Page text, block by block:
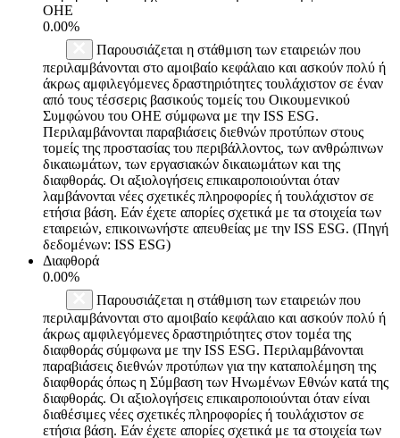
ΟΗΕ
0.00%
Παρουσιάζεται η στάθμιση των εταιρειών που
περιλαμβάνονται στο αμοιβαίο κεφάλαιο και ασκούν πολύ ή
άκρως αμφιλεγόμενες δραστηριότητες τουλάχιστον σε έναν
από τους τέσσερις βασικούς τομείς του Οικουμενικού
Συμφώνου του ΟΗΕ σύμφωνα με την ISS ESG.
Περιλαμβάνονται παραβιάσεις διεθνών προτύπων στους
τομείς της προστασίας του περιβάλλοντος, των ανθρώπινων
δικαιωμάτων, των εργασιακών δικαιωμάτων και της
διαφθοράς. Οι αξιολογήσεις επικαιροποιούνται όταν
λαμβάνονται νέες σχετικές πληροφορίες ή τουλάχιστον σε
ετήσια βάση. Εάν έχετε απορίες σχετικά με τα στοιχεία των
εταιρειών, επικοινωνήστε απευθείας με την ISS ESG. (Πηγή
δεδομένων: ISS ESG)
Διαφθορά
0.00%
Παρουσιάζεται η στάθμιση των εταιρειών που
περιλαμβάνονται στο αμοιβαίο κεφάλαιο και ασκούν πολύ ή
άκρως αμφιλεγόμενες δραστηριότητες στον τομέα της
διαφθοράς σύμφωνα με την ISS ESG. Περιλαμβάνονται
παραβιάσεις διεθνών προτύπων για την καταπολέμηση της
διαφθοράς όπως η Σύμβαση των Ηνωμένων Εθνών κατά της
διαφθοράς. Οι αξιολογήσεις επικαιροποιούνται όταν είναι
διαθέσιμες νέες σχετικές πληροφορίες ή τουλάχιστον σε
ετήσια βάση. Εάν έχετε απορίες σχετικά με τα στοιχεία των